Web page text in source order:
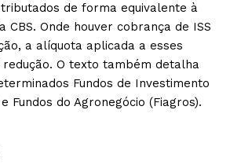
de forma equivalente à
CBS. Onde houver cobrança de ISS
a alíquota aplicada a esses
O texto também detalha
Fundos de Investimento
Fundos do Agronegócio (Fiagros).